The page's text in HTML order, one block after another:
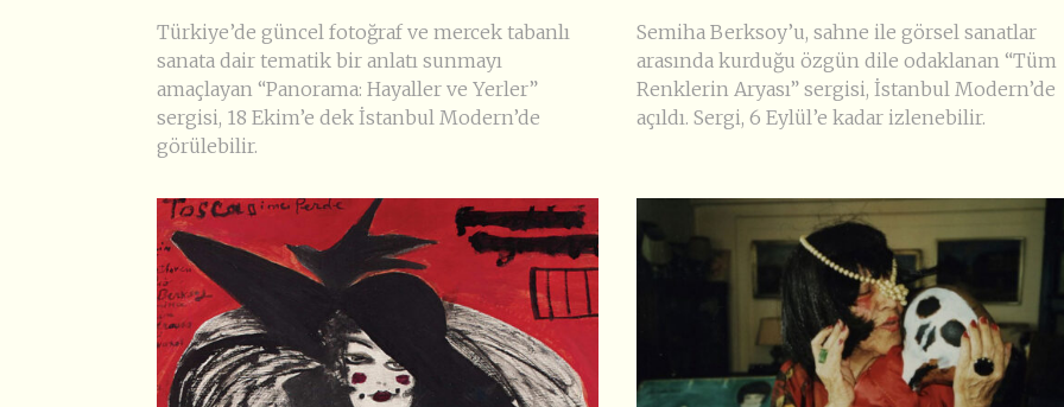
Türkiye’de güncel fotoğraf ve mercek tabanlı
sanata dair tematik bir anlatı sunmayı
amaçlayan “Panorama: Hayaller ve Yerler”
sergisi, 18 Ekim’e dek İstanbul Modern’de
görülebilir.
Semiha Berksoy’u, sahne ile görsel sanatlar
arasında kurduğu özgün dile odaklanan “Tüm
Renklerin Aryası” sergisi, İstanbul Modern’de
açıldı. Sergi, 6 Eylül’e kadar izlenebilir.